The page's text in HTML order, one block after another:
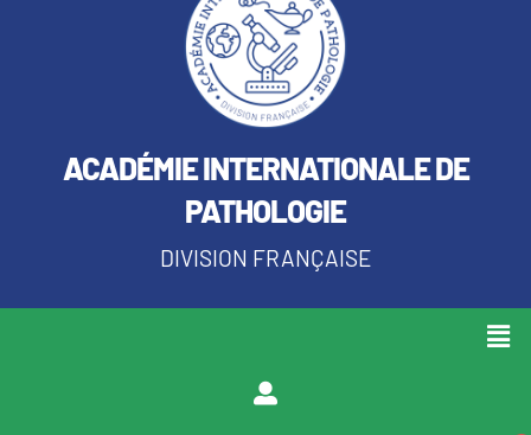
ACADÉMIE INTERNATIONALE DE
PATHOLOGIE
DIVISION FRANÇAISE